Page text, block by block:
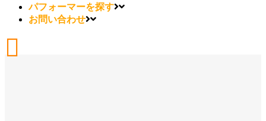
パフォーマーを探す
お問い合わせ